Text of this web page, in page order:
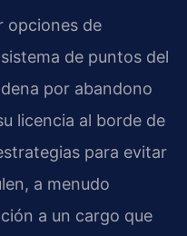
opciones de
de puntos del
por abandono
licencia al borde de
para evitar
a menudo
a un cargo que